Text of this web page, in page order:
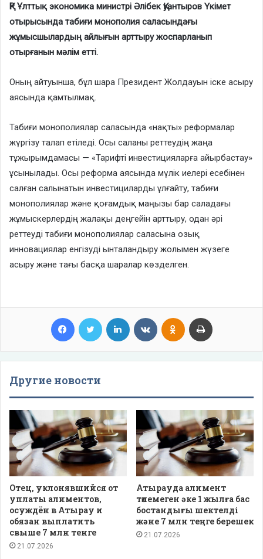
ҚР Ұлттық экономика министрі Әлібек Қуантыров Үкімет
отырысында табиғи монополия саласындағы
жұмысшылардың айлығын арттыру жоспарланып
отырғанын мәлім етті.
Оның айтуынша, бұл шара Президент Жолдауын іске асыру
аясында қамтылмақ.
Табиғи монополиялар саласында «нақты» реформалар
жүргізу талап етіледі. Осы саланы реттеудің жаңа
тұжырымдамасы — «Тарифті инвестицияларға айырбастау»
ұсынылады. Осы реформа аясында мүлік иелері есебінен
салған салынатын инвестициларды ұлғайту, табиғи
монополиялар және қоғамдық маңызы бар саладағы
жұмыскерлердің жалақы деңгейін арттыру, одан әрі
реттеуді табиғи монополиялар саласына озық
инновациялар енгізуді ынталандыру жолымен жүзеге
асыру және тағы басқа шаралар көзделген.
Facebook Twitter LinkedIn VKontakteOdnoklassniki
Другие новости
Отец, уклонявшийся от
уплаты алиментов,
осуждён в Атырау и
обязан выплатить
свыше 7 млн тенге
21.07.2026
Атырауда алимент
төлемеген әке 1 жылға бас
бостандығы шектелді
және 7 млн теңге берешек
21.07.2026